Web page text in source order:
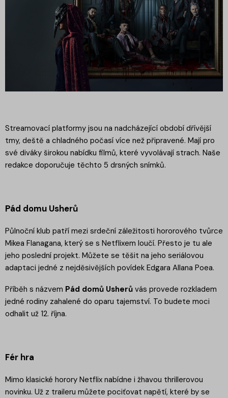
Streamovací platformy jsou na nadcházející období dřívější
tmy, deště a chladného počasí více než připravené. Mají pro
své diváky širokou nabídku filmů, které vyvolávají strach. Naše
redakce doporučuje těchto 5 drsných snímků.
Pád domu Usherů
Půlnoční klub patří mezi srdeční záležitosti hororového tvůrce
Mikea Flanagana, který se s Netflixem loučí. Přesto je tu ale
jeho poslední projekt. Můžete se těšit na jeho seriálovou
adaptaci jedné z nejděsivějších povídek Edgara Allana Poea.
Příběh s názvem Pád domů Usherů vás provede rozkladem
jedné rodiny zahalené do oparu tajemství. To budete moci
odhalit už 12. října.
Fér hra
Mimo klasické horory Netflix nabídne i žhavou thrillerovou
novinku. Už z traileru můžete pociťovat napětí, které by se